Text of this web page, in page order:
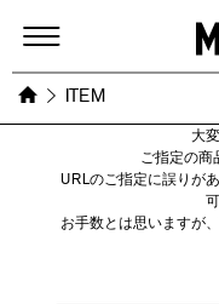
ITEM
大
ご指定の商
URLのご指定に誤りが
お手数とは思いますが